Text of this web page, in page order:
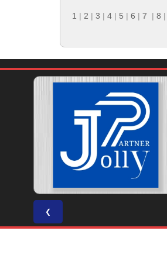
1 | 2 | 3 | 4 | 5 | 6 | 7 | 8 |
❮